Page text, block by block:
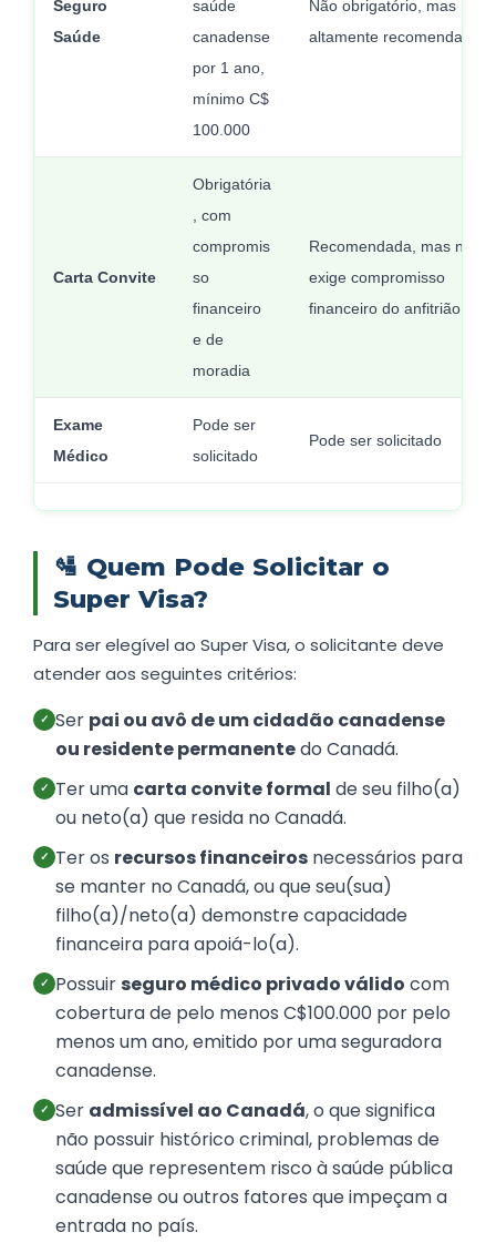
Seguro
Saúde
saúde
canadense
por 1 ano,
mínimo C$
100.000
Não obrigatório, mas
altamente recomendado
Carta Convite
Obrigatória
, com
compromis
so
financeiro
e de
moradia
Recomendada, mas não
exige compromisso
financeiro do anfitrião
Exame
Médico
Pode ser
solicitado
Pode ser solicitado
🛂 Quem Pode Solicitar o
Super Visa?
Para ser elegível ao Super Visa, o solicitante deve
atender aos seguintes critérios:
✓ Ser pai ou avô de um cidadão canadense
ou residente permanentedo Canadá.
✓ Ter uma carta convite formal de seu filho(a)
ou neto(a) que resida no Canadá.
✓ Ter os recursos financeiros necessários para
se manter no Canadá, ou que seu(sua)
filho(a)/neto(a) demonstre capacidade
financeira para apoiá-lo(a).
✓ Possuir seguro médico privado válido com
cobertura de pelo menos C$100.000 por pelo
menos um ano, emitido por uma seguradora
canadense.
✓ Ser admissível ao Canadá, o que significa
não possuir histórico criminal, problemas de
saúde que representem risco à saúde pública
canadense ou outros fatores que impeçam a
entrada no país.